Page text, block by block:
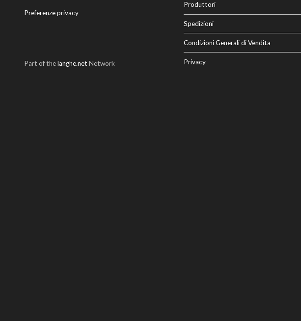
Preferenze privacy
Part of thelanghe.net Network
Produttori
Spedizioni
Condizioni Generali di Vendita
Privacy